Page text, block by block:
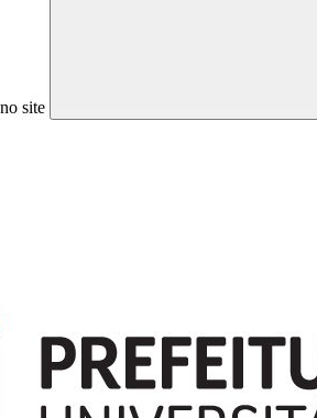
site
Buscar